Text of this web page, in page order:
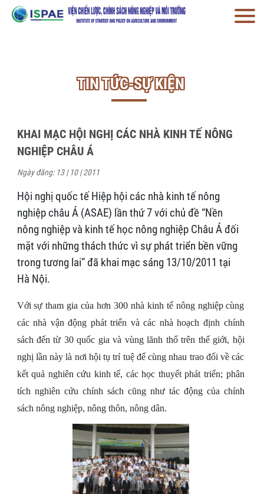
TIN TỨC-SỰ KIỆN
KHAI MẠC HỘI NGHỊ CÁC NHÀ KINH TẾ NÔNG
NGHIỆP CHÂU Á
Ngày đăng: 13 | 10 | 2011
Hội nghị quốc tế Hiệp hội các nhà kinh tế nông
nghiệp châu Á (ASAE) lần thứ 7 với chủ đề “Nền
nông nghiệp và kinh tế học nông nghiệp Châu Á đối
mặt với những thách thức vì sự phát triển bền vững
trong tương lai” đã khai mạc sáng 13/10/2011 tại
Hà Nội.
Với sự tham gia của hơn 300 nhà kinh tế nông nghiệp cùng
các nhà vận động phát triển và các nhà hoạch định chính
sách đến từ 30 quốc gia và vùng lãnh thổ trên thế giới, hội
nghị lần này là nơi hội tụ trí tuệ để cùng nhau trao đổi về các
kết quả nghiên cứu kinh tế, các học thuyết phát triển; phân
tích nghiên cứu chính sách cũng như tác động của chính
sách nông nghiệp, nông thôn, nông dân.